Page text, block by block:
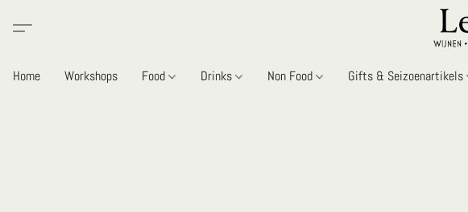
Home Workshops Food Drinks Non Food Gifts & Seizoenartikels